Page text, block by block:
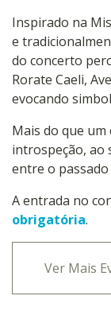
Inspirado na
e
do concerto
Rorate Caeli,
evocando
Mais do que
introspeção, ao
entre o
A entrada no
obrigatória.
Ver Mais